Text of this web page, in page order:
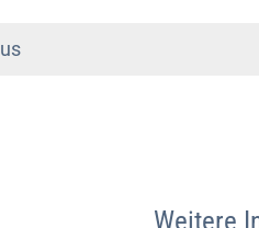
Weitere